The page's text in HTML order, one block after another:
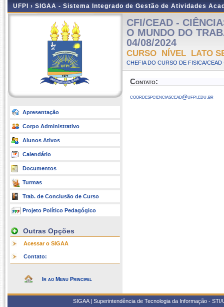
UFPI › SIGAA - Sistema Integrado de Gestão de Atividades
Apresentação
Corpo Administrativo
Alunos Ativos
Calendário
Documentos
Turmas
Trab. de Conclusão de Curso
Projeto Político Pedagógico
Outras Opções
Acessar o SIGAA
Contato:
Ir ao Menu Principal
CFI/CEAD -
O MUNDO DO
04/08/2024
CURSO NÍVEL LATO
CHEFIA DO CURSO DE FISICA/CEAD
Contato:
coordespcienciascead@ufpi.edu.br
SIGAA | Superintendência de Tecnologia da Informação -